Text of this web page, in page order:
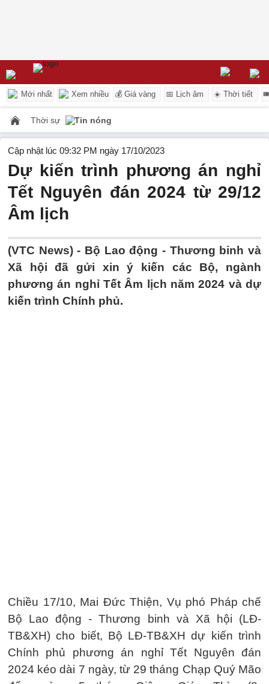
Mới nhất Xem nhiều 💰 Giá vàng 📅 Lịch âm ☀️ Thời tiết
Thời sự Tin nóng
Cập nhật lúc 09:32 PM ngày 17/10/2023
Dự kiến trình phương án nghỉ
Tết Nguyên đán 2024 từ 29/12
Âm lịch
(VTC News) - Bộ Lao động - Thương binh và
Xã hội đã gửi xin ý kiến các Bộ, ngành
phương án nghỉ Tết Âm lịch năm 2024 và dự
kiến trình Chính phủ.
Chiều 17/10, Mai Đức Thiện, Vụ phó Pháp chế
Bộ Lao động - Thương binh và Xã hội (LĐ-
TB&XH) cho biết, Bộ LĐ-TB&XH dự kiến trình
Chính phủ phương án nghỉ Tết Nguyên đán
2024 kéo dài 7 ngày, từ 29 tháng Chạp Quý Mão